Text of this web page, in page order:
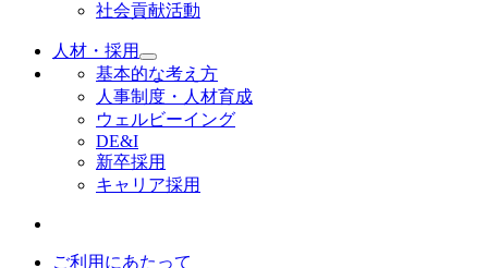
社会貢献活動
人材・採用
基本的な考え方
人事制度・人材育成
ウェルビーイング
DE&I
新卒採用
キャリア採用
ご利用にあたって